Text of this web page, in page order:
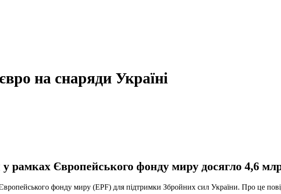
на снаряди Україні
рамках Європейського фонду миру досягло 4,6
фонду миру (EPF) для підтримки Збройних сил України. Про це